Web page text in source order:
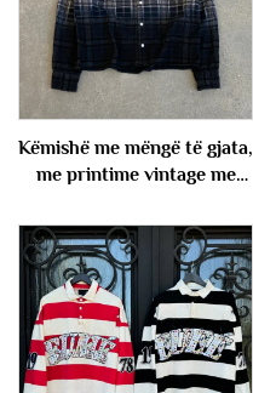
Këmishë me mëngë të gjata,
me printime vintage me
pambuku dhe poliestri,
casual, sipas porosisë, për
meshkuj